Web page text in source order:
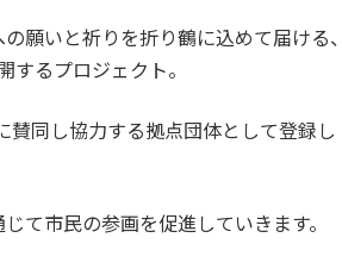
願いと祈りを折り鶴に込めて届ける、
するプロジェクト。
同し協力する拠点団体として登録し
て市民の参画を促進していきます。